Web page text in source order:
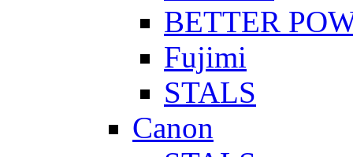
BETTER
Fujimi
STALS
Canon